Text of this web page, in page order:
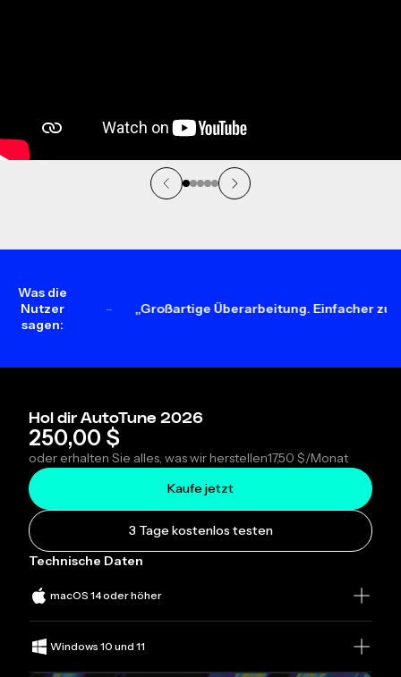
Was die
Nutzer
sagen:
„Großartige Überarbeitung. Einfacher zu verwenden,
Hol dir AutoTune 2026
250,00 $
oder erhalten Sie alles, was wir herstellen17,50 $/Monat
Kaufe jetzt
3 Tage kostenlos testen
Technische Daten
macOS 14 oder höher
Windows 10 und 11